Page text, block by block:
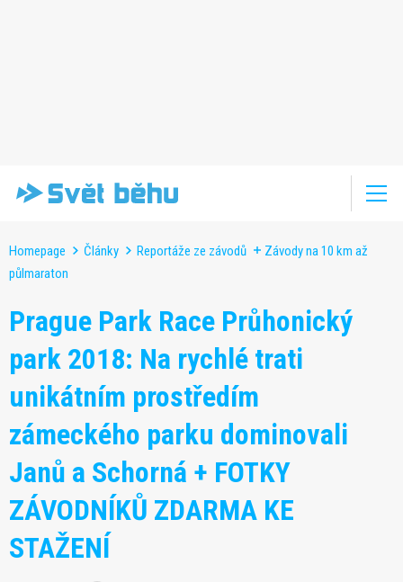
Homepage Články Reportáže ze závodů
Závody na 10 km až
půlmaraton
Prague Park Race Průhonický
park 2018: Na rychlé trati
unikátním prostředím
zámeckého parku dominovali
Janů a Schorná + FOTKY
ZÁVODNÍKŮ ZDARMA KE
STAŽENÍ